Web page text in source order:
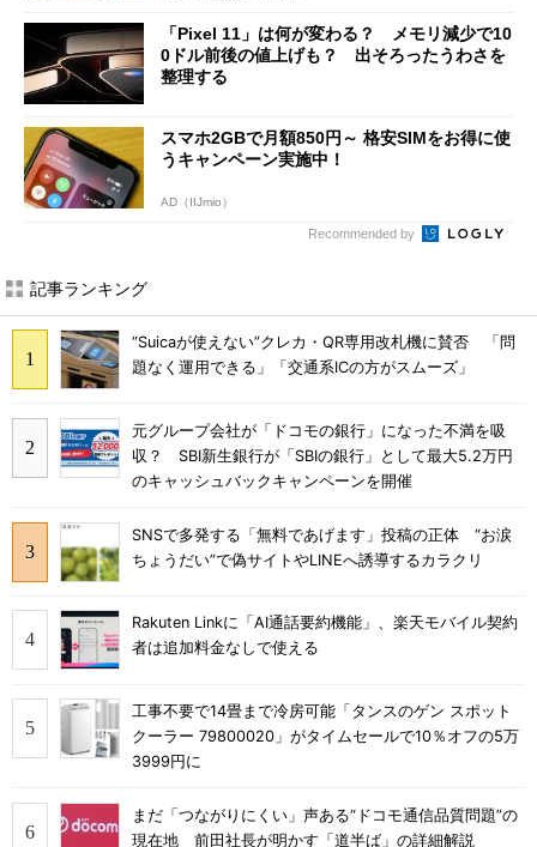
「Pixel 11」は何が変わる？ メモリ減少で10
0ドル前後の値上げも？ 出そろったうわさを
整理する
スマホ2GBで月額850円～ 格安SIMをお得に使
うキャンペーン実施中！
AD（IIJmio）
Recommended by
記事ランキング
“Suicaが使えない”クレカ・QR専用改札機に賛否 「問
題なく運用できる」「交通系ICの方がスムーズ」
元グループ会社が「ドコモの銀行」になった不満を吸
収？ SBI新生銀行が「SBIの銀行」として最大5.2万円
のキャッシュバックキャンペーンを開催
SNSで多発する「無料であげます」投稿の正体 “お涙
ちょうだい”で偽サイトやLINEへ誘導するカラクリ
Rakuten Linkに「AI通話要約機能」、楽天モバイル契約
者は追加料金なしで使える
工事不要で14畳まで冷房可能「タンスのゲン スポット
クーラー 79800020」がタイムセールで10％オフの5万
3999円に
まだ「つながりにくい」声ある“ドコモ通信品質問題”の
現在地 前田社長が明かす「道半ば」の詳細解説